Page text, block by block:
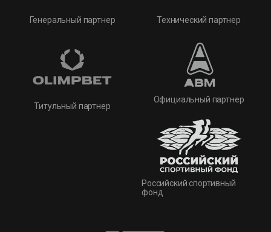
Генеральный партнер
Титульный партнер
Технический партнер
Официальный партнер
Российский спортивный
фонд